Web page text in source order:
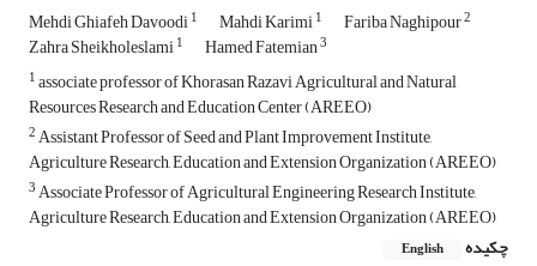
Mehdi Ghiafeh Davoodi1 Mahdi Karimi1 Fariba Naghipour2
Zahra Sheikholeslami1 Hamed Fatemian3
1associate professor of Khorasan Razavi Agricultural and Natural
Resources Research and Education Center (AREEO)
2Assistant Professor of Seed and Plant Improvement Institute,
Agriculture Research, Education and Extension Organization (AREEO)
3Associate Professor of Agricultural Engineering Research Institute,
Agriculture Research, Education and Extension Organization (AREEO)
چکیده
English